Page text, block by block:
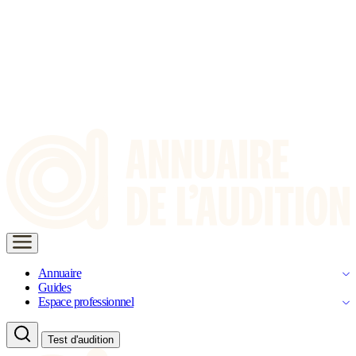
Annuaire
Guides
Espace professionnel
Test d'audition